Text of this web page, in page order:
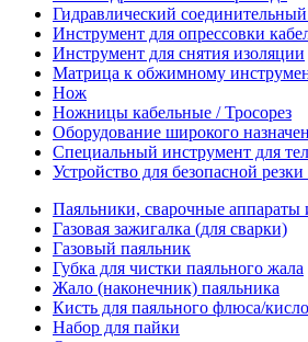
Гидравлический
Инструмент для опрессовки
Инструмент для снятия изоляции
Матрица к обжимному
Нож
Ножницы кабельные / Тросорез
Оборудование широкого
Специальный инструмент для
Устройство для безопасной
Паяльники, сварочные аппараты
Газовая зажигалка (для сварки)
Газовый паяльник
Губка для чистки паяльного жала
Жало (наконечник) паяльника
Кисть для паяльного флюса/
Набор для пайки